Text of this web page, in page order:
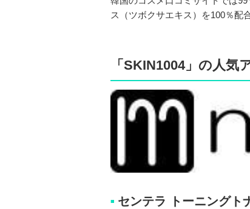
ス（ツボクサエキス）を100％配
「SKIN1004」の人気
■ センテラ トーニングト